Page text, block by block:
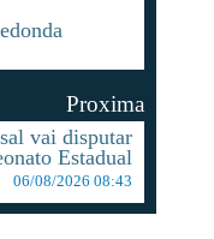
Proxima
vai disputar
Estadual
06/08/2026 08:43